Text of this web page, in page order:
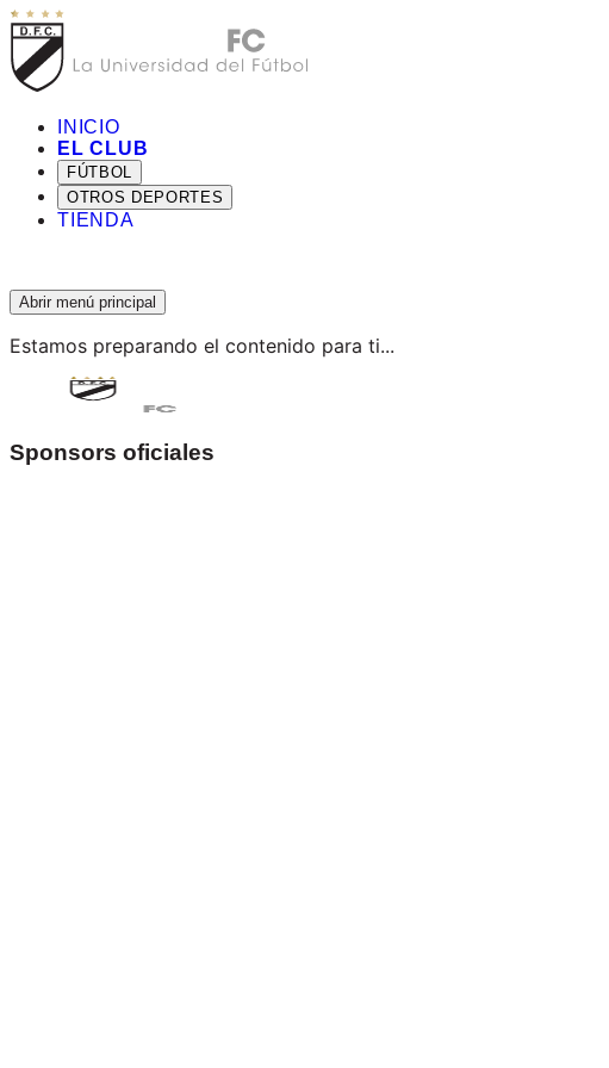
INICIO
EL CLUB
FÚTBOL
OTROS DEPORTES
TIENDA
Abrir menú principal
Estamos preparando el contenido para ti...
Sponsors oficiales